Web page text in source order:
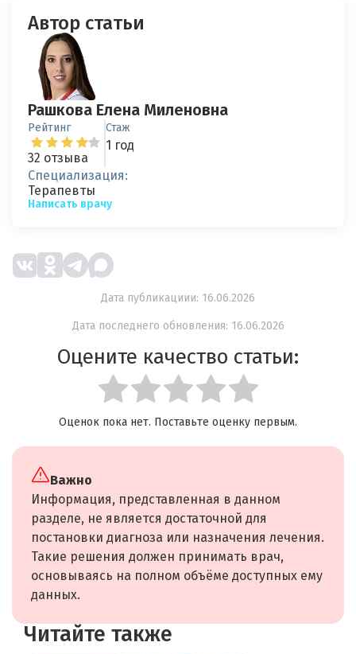
Автор статьи
Рашкова Елена Миленовна
Рейтинг
32 отзыва
Стаж
1 год
Специализация:
Терапевты
Написать врачу
Дата публикациии: 16.06.2026
Дата последнего обновления: 16.06.2026
Оцените качество статьи:
Оценок пока нет. Поставьте оценку первым.
Важно
Информация, представленная в данном
разделе, не является достаточной для
постановки диагноза или назначения лечения.
Такие решения должен принимать врач,
основываясь на полном объёме доступных ему
данных.
Читайте также